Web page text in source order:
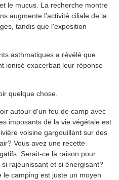
le mucus. La recherche montre
augmente l'activité ciliale de la
tandis que l'exposition
asthmatiques a révélé que
ionisé exacerbait leur réponse
quelque chose.
autour d'un feu de camp avec
imposants de la vie végétale est
voisine gargouillant sur des
Vous avez une recette
Serait-ce la raison pour
rajeunissant et si énergisant?
le camping est juste un moyen